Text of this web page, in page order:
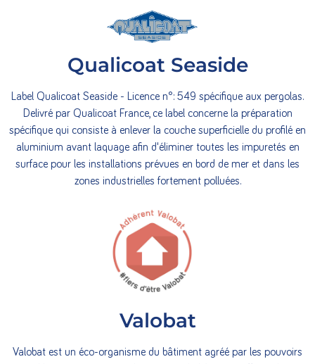
Qualicoat Seaside
Label Qualicoat Seaside - Licence n°: 549 spécifique aux pergolas.
Delivré par Qualicoat France, ce label concerne la préparation
spécifique qui consiste à enlever la couche superficielle du profilé en
aluminium avant laquage afin d'éliminer toutes les impuretés en
surface pour les installations prévues en bord de mer et dans les
zones industrielles fortement polluées.
Valobat
Valobat est un éco-organisme du bâtiment agréé par les pouvoirs